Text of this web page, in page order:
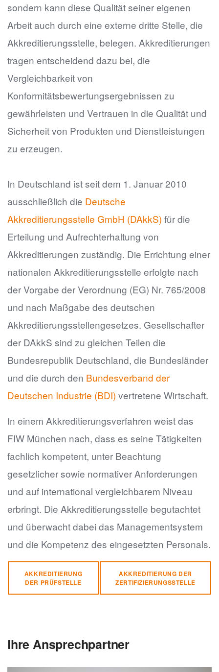
sondern kann diese Qualität seiner eigenen
Arbeit auch durch eine externe dritte Stelle, die
Akkreditierungsstelle, belegen. Akkreditierungen
tragen entscheidend dazu bei, die
Vergleichbarkeit von
Konformitätsbewertungsergebnissen zu
gewährleisten und Vertrauen in die Qualität und
Sicherheit von Produkten und Dienstleistungen
zu erzeugen.
In Deutschland ist seit dem 1. Januar 2010
ausschließlich die Deutsche
Akkreditierungsstelle GmbH (DAkkS) für die
Erteilung und Aufrechterhaltung von
Akkreditierungen zuständig. Die Errichtung einer
nationalen Akkreditierungsstelle erfolgte nach
der Vorgabe der Verordnung (EG) Nr. 765/2008
und nach Maßgabe des deutschen
Akkreditierungsstellengesetzes. Gesellschafter
der DAkkS sind zu gleichen Teilen die
Bundesrepublik Deutschland, die Bundesländer
und die durch den Bundesverband der
Deutschen Industrie (BDI) vertretene Wirtschaft.
In einem Akkreditierungsverfahren weist das
FIW München nach, dass es seine Tätigkeiten
fachlich kompetent, unter Beachtung
gesetzlicher sowie normativer Anforderungen
und auf international vergleichbarem Niveau
erbringt. Die Akkreditierungsstelle begutachtet
und überwacht dabei das Managementsystem
und die Kompetenz des eingesetzten Personals.
AKKREDITIERUNG
DER PRÜFSTELLE
AKKREDITIERUNG DER
ZERTIFIZIERUNGSSTELLE
Ihre Ansprechpartner